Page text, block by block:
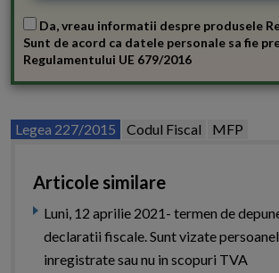
Da, vreau informatii despre produsele
Sunt de acord ca datele personale sa fie
Regulamentului UE 679/2016
Legea 227/2015 Codul Fiscal MFP
Articole similare
Luni, 12 aprilie 2021- termen de
declaratii fiscale. Sunt vizate
inregistrate sau nu in scopuri TVA